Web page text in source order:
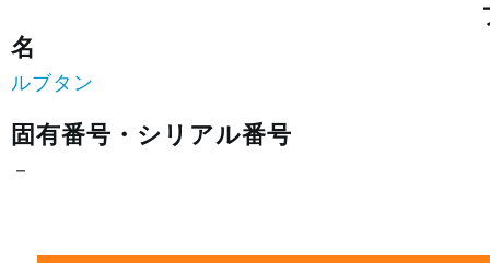
名
ルブタン
固有番号・シリアル番号
－